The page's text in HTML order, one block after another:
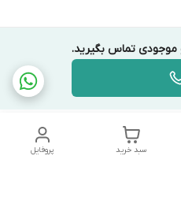
تماس بگیرید.
پروفایل سبد خرید